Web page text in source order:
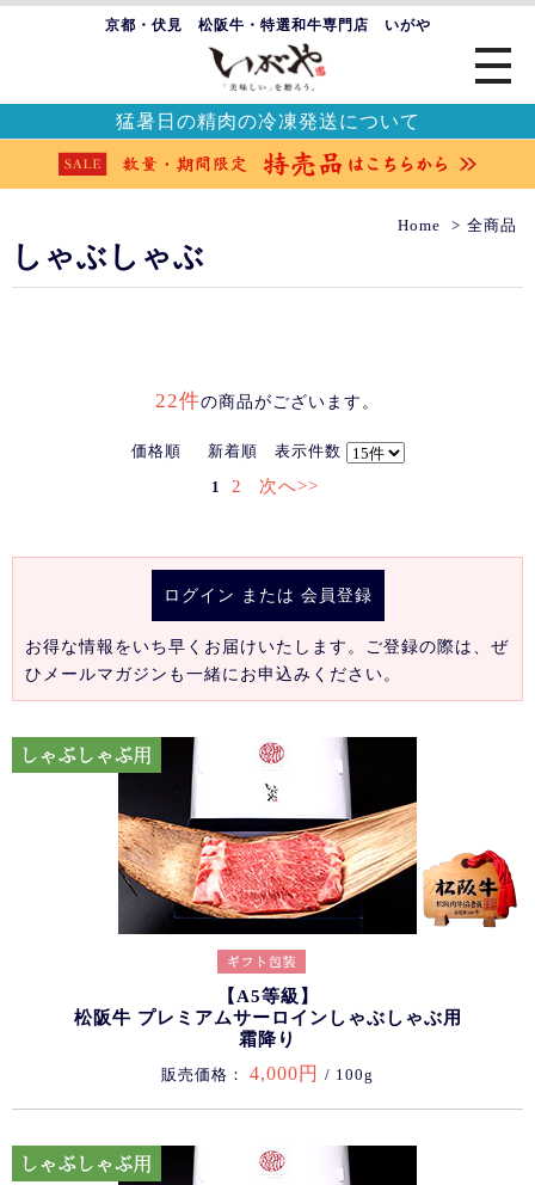
京都・伏見 松阪牛・特選和牛専門店 いがや
猛暑日の精肉の冷凍発送について
Home 全商品
しゃぶしゃぶ
22件の商品がございます。
価格順 新着順 表示件数
1 2 次へ>>
ログイン または 会員登録
お得な情報をいち早くお届けいたします。ご登録の際は、ぜ
ひメールマガジンも一緒にお申込みください。
【A5等級】
松阪牛 プレミアムサーロインしゃぶしゃぶ用
霜降り
販売価格： 4,000円 / 100g